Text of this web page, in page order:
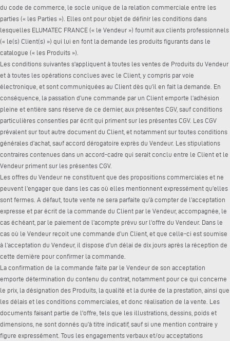
du code de commerce, le socle unique de la relation commerciale entre les
parties (« les Parties »). Elles ont pour objet de définir les conditions dans
lesquelles ELUMATEC FRANCE (« le Vendeur ») fournit aux clients professionnels
(« le(s) Client(s) ») qui lui en font la demande les produits figurants dans le
catalogue (« les Produits »).
Les conditions suivantes s'appliquent à toutes les ventes de Produits du Vendeur
et à toutes les opérations conclues avec le Client, y compris par voie
électronique, et sont communiquées au Client dès qu’il en fait la demande. En
conséquence, la passation d’une commande par un Client emporte l’adhésion
pleine et entière sans réserve de ce dernier, aux présentes CGV, sauf conditions
particulières consenties par écrit qui priment sur les présentes CGV. Les CGV
prévalent sur tout autre document du Client, et notamment sur toutes conditions
générales d’achat, sauf accord dérogatoire exprès du Vendeur. Les stipulations
contraires contenues dans un accord-cadre qui serait conclu entre le Client et le
Vendeur priment sur les présentes CGV.
Les offres du Vendeur ne constituent que des propositions commerciales et ne
peuvent l’engager que dans les cas où elles mentionnent expressément qu’elles
sont fermes. A défaut, toute vente ne sera parfaite qu’à compter de l’acceptation
expresse et par écrit de la commande du Client par le Vendeur, accompagnée, le
cas échéant, par le paiement de l’acompte prévu sur l’offre du Vendeur. Dans le
cas où le Vendeur reçoit une commande d’un Client, et que celle-ci est soumise
à l’acceptation du Vendeur, il dispose d’un délai de dix jours après la réception de
cette dernière pour confirmer la commande.
La confirmation de la commande faite par le Vendeur de son acceptation
emporte détermination du contenu du contrat, notamment pour ce qui concerne
le prix, la désignation des Produits, la qualité et la durée de la prestation, ainsi que
les délais et les conditions commerciales, et donc réalisation de la vente. Les
documents faisant partie de l'offre, tels que les illustrations, dessins, poids et
dimensions, ne sont donnés qu’à titre indicatif, sauf si une mention contraire y
figure expressément. Tous les engagements verbaux et/ou acceptations